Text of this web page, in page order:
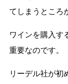
てしまうところ
ワインを購入す
重要なのです。
リーデル社が初